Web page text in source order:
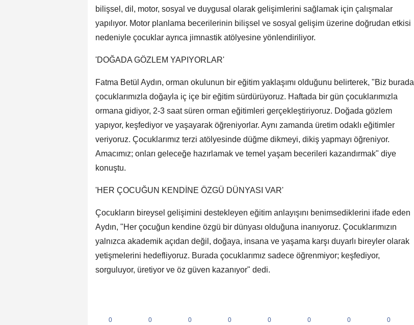
bilişsel, dil, motor, sosyal ve duygusal olarak gelişimlerini sağlamak için çalışmalar
yapılıyor. Motor planlama becerilerinin bilişsel ve sosyal gelişim üzerine doğrudan etkisi
nedeniyle çocuklar ayrıca jimnastik atölyesine yönlendiriliyor.
'DOĞADA GÖZLEM YAPIYORLAR'
Fatma Betül Aydın, orman okulunun bir eğitim yaklaşımı olduğunu belirterek, "Biz burada
çocuklarımızla doğayla iç içe bir eğitim sürdürüyoruz. Haftada bir gün çocuklarımızla
ormana gidiyor, 2-3 saat süren orman eğitimleri gerçekleştiriyoruz. Doğada gözlem
yapıyor, keşfediyor ve yaşayarak öğreniyorlar. Aynı zamanda üretim odaklı eğitimler
veriyoruz. Çocuklarımız terzi atölyesinde düğme dikmeyi, dikiş yapmayı öğreniyor.
Amacımız; onları geleceğe hazırlamak ve temel yaşam becerileri kazandırmak" diye
konuştu.
'HER ÇOCUĞUN KENDİNE ÖZGÜ DÜNYASI VAR'
Çocukların bireysel gelişimini destekleyen eğitim anlayışını benimsediklerini ifade eden
Aydın, "Her çocuğun kendine özgü bir dünyası olduğuna inanıyoruz. Çocuklarımızın
yalnızca akademik açıdan değil, doğaya, insana ve yaşama karşı duyarlı bireyler olarak
yetişmelerini hedefliyoruz. Burada çocuklarımız sadece öğrenmiyor; keşfediyor,
sorguluyor, üretiyor ve öz güven kazanıyor" dedi.